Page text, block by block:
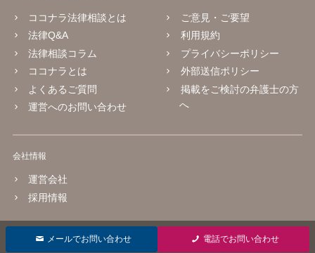
メールでお問い合わせ 電話でお問い合わせ
ココナラ法律相談とは
法律Q&A
法律相談コラム
ココナラとは
よくあるご質問
運営へのお問い合わせ
ご意見・ご要望
利用規約
プライバシーポリシー
外部送信ポリシー
掲載をご検討の弁護士の方
へ
会社情報
運営会社
採用情報